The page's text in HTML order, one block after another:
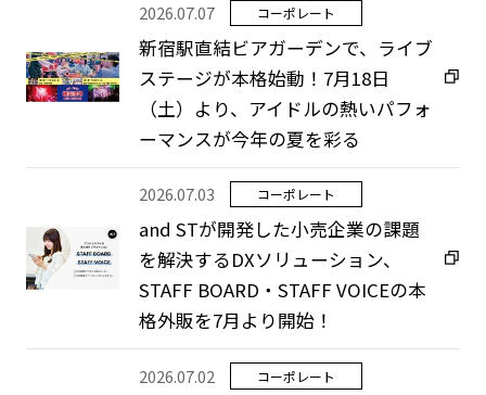
新宿駅直結ビアガーデンで、ライブ
ステージが本格始動！7月18日
（土）より、アイドルの熱いパフォ
ーマンスが今年の夏を彩る
2026.07.07 コーポレート
and STが開発した小売企業の課題
を解決するDXソリューション、
STAFF BOARD・STAFF VOICEの本
格外販を7月より開始！
2026.07.03 コーポレート
2026.07.02 コーポレート